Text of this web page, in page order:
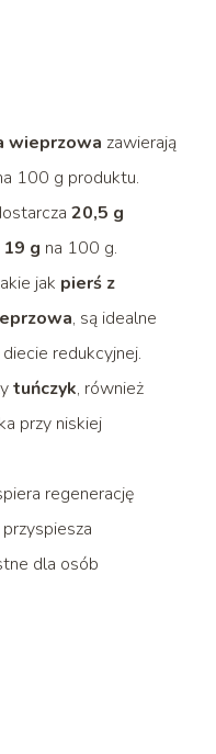
wieprzowa zawierają
100 g produktu.
20,5 g
19 g na 100 g.
jak pierś z
, są idealne
redukcyjnej.
tuńczyk, również
przy niskiej
regenerację
dla osób